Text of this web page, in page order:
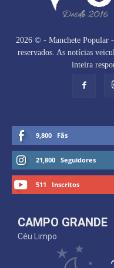
2026 © - Manchete Popular
reservados. As notícias
inteira
9,800 Fãs
21,800 Seguidores
511 Inscritos
CAMPO GRANDE
Céu Limpo